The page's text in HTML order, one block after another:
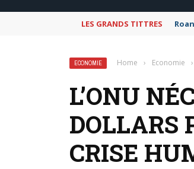
LES GRANDS TITTRES
ECONOMIE Home › Economie ›
L’ONU
DOLLARS
CRISE